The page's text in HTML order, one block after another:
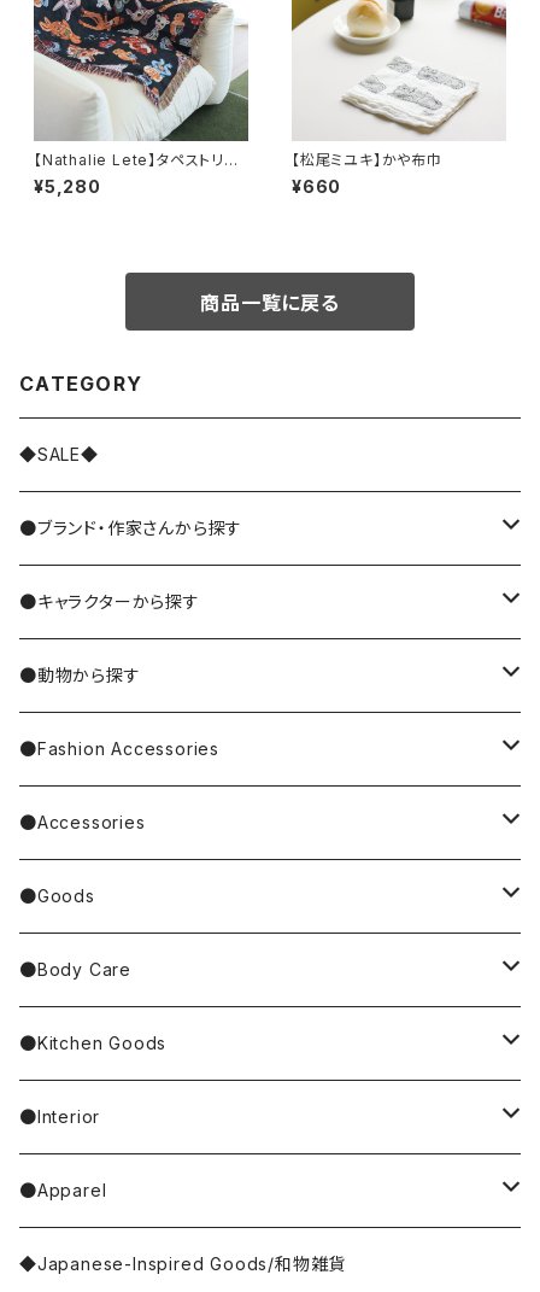
【Nathalie Lete】タペストリー
ラグ
¥5,280
【松尾ミユキ】かや布巾
¥660
商品一覧に戻る
CATEGORY
◆SALE◆
●ブランド・作家さんから探す
MIYUKI MATSUO/松尾ミユキ
Nathalie Lete
Miyagi Chika/みやぎちか
BAREFOOT
Richard Scarry/リチャード・スキャリー
Palnart Poc
4F Palnart Poc（cat）
Hannah Turner
Casselini/HEY! Mrs ROSE
Goma
yao
●キャラクターから探す
Krtek／もぐらのクルテク
PUPPET SUNSUN／パペットスンスン
Garfield
BETTY BOOP
PINGU
ノンタン
SNOOPY／スヌーピー
●動物から探す
cat／猫
dog／犬
rabbit／うさぎ
●Fashion Accessories
Bag
Tote Bag
Other Bag
Pouch
Handkerchief／Towel／TENUGUI
Socks
Stole／Muffler
Glove／Arm cover
Umbrella
●Accessories
earrings／ピアス
clip on earrings／イヤリング
ear cuff／イヤーカフ
necklace／ネックレス
ring／リング
bracelet／ブレスレット
●Goods
Mirror
ornaments／accessory case
toys／stuffed toy
stationery
key ring
●Body Care
hand soap
hand cream
bar soap
●Kitchen Goods
tableware
placemat
dishcloth
●Interior
room shoes
rug／tapestry
●Apparel
tops
◆Japanese-Inspired Goods/和物雑貨